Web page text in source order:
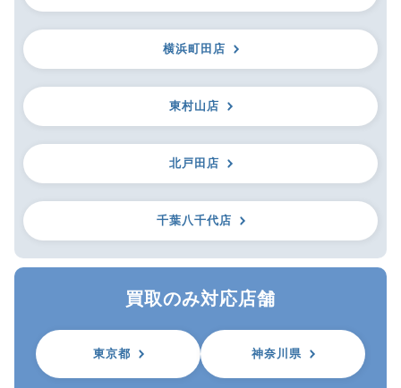
横浜町田店
東村山店
北戸田店
千葉八千代店
買取のみ対応店舗
東京都 神奈川県